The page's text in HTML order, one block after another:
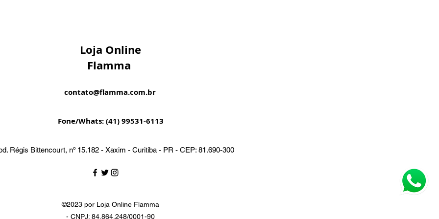
Loja Online
Flamma
contato@flamma.com.br
Fone/Whats: (41) 99531-6113
Régis Bittencourt, nº 15.182 - Xaxim - Curitiba - PR - CEP: 81.690-300
©2023 por Loja Online Flamma
- CNPJ: 84.864.248/0001-90